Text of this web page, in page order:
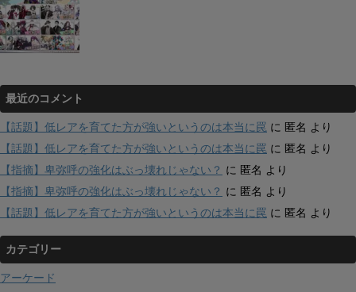
最近のコメント
【話題】低レアを育てた方が強いというのは本当に罠 に 匿名 より
【話題】低レアを育てた方が強いというのは本当に罠 に 匿名 より
【指摘】卑弥呼の強化はぶっ壊れじゃない？ に 匿名 より
【指摘】卑弥呼の強化はぶっ壊れじゃない？ に 匿名 より
【話題】低レアを育てた方が強いというのは本当に罠 に 匿名 より
カテゴリー
アーケード